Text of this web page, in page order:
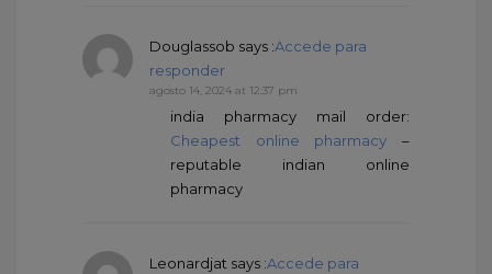
Douglassob says :Accede para
responder
agosto 14, 2024 at 12:37 pm
india pharmacy mail order:
Cheapest online pharmacy –
reputable indian online
pharmacy
Leonardjat says :Accede para